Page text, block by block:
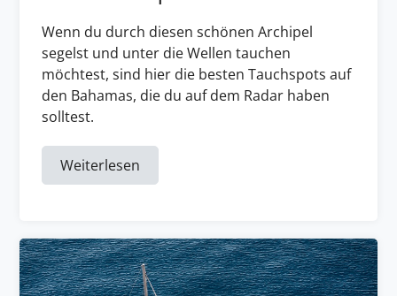
Wenn du durch diesen schönen Archipel
segelst und unter die Wellen tauchen
möchtest, sind hier die besten Tauchspots auf
den Bahamas, die du auf dem Radar haben
solltest.
Weiterlesen